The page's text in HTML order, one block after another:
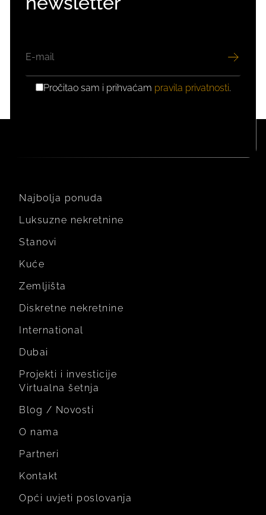
GDPRPročitao sam i prihvaćam pravila privatnosti.
Najbolja ponuda
Luksuzne nekretnine
Stanovi
Kuće
Zemljišta
Diskretne nekretnine
International
Dubai
Projekti i investicije
Virtualna šetnja
Blog / Novosti
O nama
Partneri
Kontakt
Opći uvjeti poslovanja